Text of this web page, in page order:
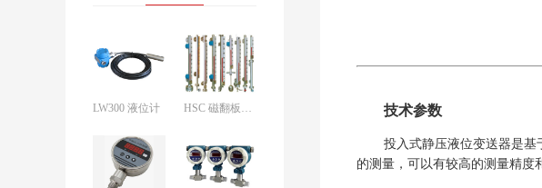
LW300 液位计 HSC 磁翻板液位计液位计 技术参数
投入式静压液位变送器是
的测量，可以有较高的测量精度